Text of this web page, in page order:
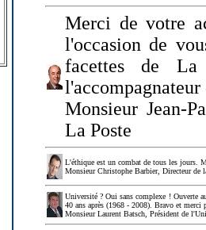
Merci de votre
l'occasion de
facettes de
Monsieur Jean-
La Poste
L'éthique est un combat de tous les jours.
Monsieur Christophe Barbier, Directeur de
Université ? Oui sans complexe ! Ouverte
40 ans après (1968 - 2008). Bravo et merci
Monsieur Laurent Batsch, Président de